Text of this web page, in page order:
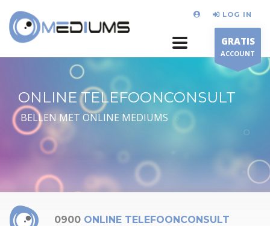
LOG IN
GRATIS
ACCOUNT
ONLINE TELEFOONCONSULT
BELLEN MET ONLINE MEDIUMS
0900 ONLINE TELEFOONCONSULT